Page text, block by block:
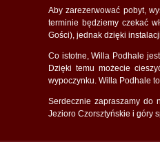
Aby zarezerwować pobyt,
terminie będziemy czekać
Gości), jednak dzięki
Co istotne, Willa Podhale
Dzięki temu możecie
wypoczynku. Willa Podhale
Serdecznie zapraszamy do
Jezioro Czorsztyńskie i góry